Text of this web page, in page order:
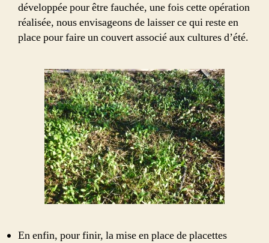
développée pour être fauchée, une fois cette opération
réalisée, nous envisageons de laisser ce qui reste en
place pour faire un couvert associé aux cultures d’été.
En enfin, pour finir, la mise en place de placettes